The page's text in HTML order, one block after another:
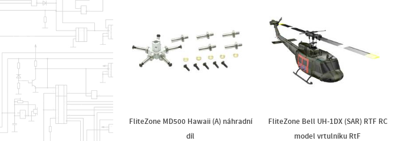
FliteZone MD500 Hawaii (A) náhradní
díl
FliteZone Bell UH-1DX (SAR) RTF RC
model vrtulníku RtF